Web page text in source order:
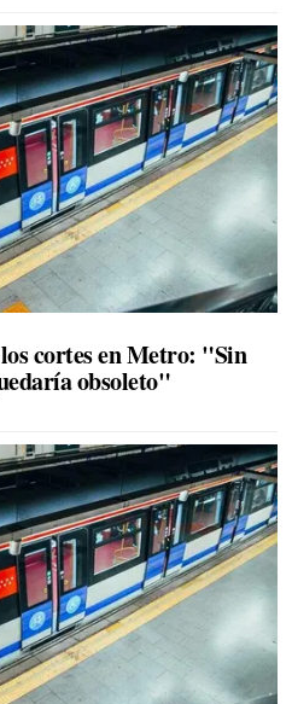
cortes en Metro: "Sin
obsoleto"